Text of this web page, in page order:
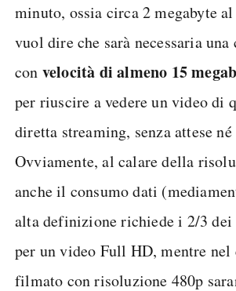
minuto, ossia circa 2 megabyte
vuol dire che sarà necessaria una
con velocità di almeno 15
per riuscire a vedere un video di
diretta streaming, senza attese
Ovviamente, al calare della
anche il consumo dati
alta definizione richiede i 2/3 dei
per un video Full HD, mentre nel
filmato con risoluzione 480p